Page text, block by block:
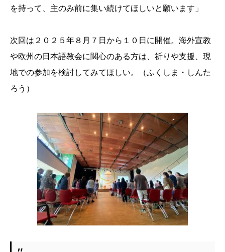
を持って、主のみ前に集い続けてほしいと願います」
次回は２０２５年８月７日から１０日に開催。海外宣教
や欧州の日本語教会に関心のある方は、祈りや支援、現
地での参加を検討してみてほしい。（ふくしま・しんた
ろう）